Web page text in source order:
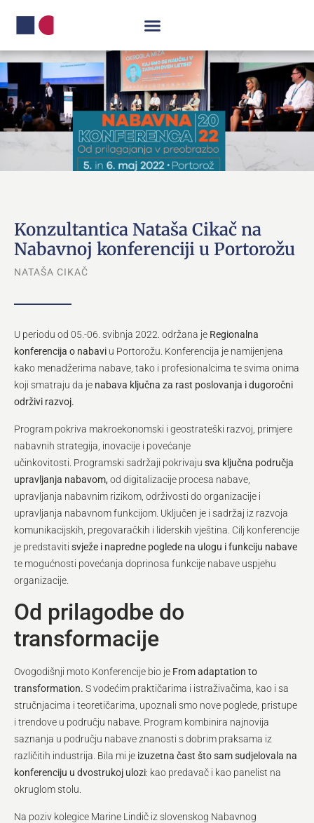
Konzultantica Nataša Cikač na
Nabavnoj konferenciji u Portorožu
NATAŠA CIKAČ
U periodu od 05.-06. svibnja 2022. održana je Regionalna
konferencija o nabavi u Portorožu. Konferencija je namijenjena
kako menadžerima nabave, tako i profesionalcima te svima onima
koji smatraju da je nabava ključna za rast poslovanja i dugoročni
održivi razvoj.
Program pokriva makroekonomski i geostrateški razvoj, primjere
nabavnih strategija, inovacije i povećanje
učinkovitosti. Programski sadržaji pokrivaju sva ključna područja
upravljanja nabavom, od digitalizacije procesa nabave,
upravljanja nabavnim rizikom, održivosti do organizacije i
upravljanja nabavnom funkcijom. Uključen je i sadržaj iz razvoja
komunikacijskih, pregovaračkih i liderskih vještina. Cilj konferencije
je predstaviti svježe i napredne poglede na ulogu i funkciju nabave
te mogućnosti povećanja doprinosa funkcije nabave uspjehu
organizacije.
Od prilagodbe do
transformacije
Ovogodišnji moto Konferencije bio je From adaptation to
transformation. S vodećim praktičarima i istraživačima, kao i sa
stručnjacima i teoretičarima, upoznali smo nove poglede, pristupe
i trendove u području nabave. Program kombinira najnovija
saznanja u području nabave znanosti s dobrim praksama iz
različitih industrija. Bila mi je izuzetna čast što sam sudjelovala na
konferenciju u dvostrukoj ulozi: kao predavač i kao panelist na
okruglom stolu.
Na poziv kolegice Marine Lindič iz slovenskog Nabavnog